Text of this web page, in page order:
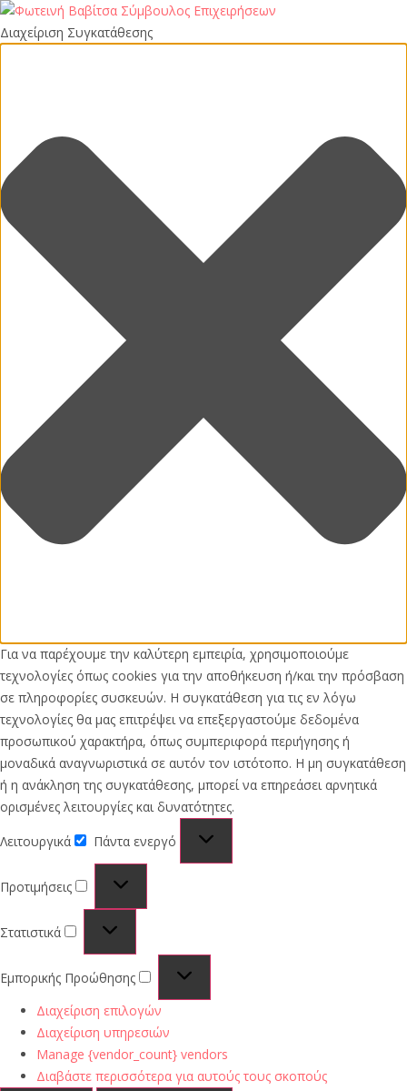
Διαχείριση Συγκατάθεσης
Για να παρέχουμε την καλύτερη εμπειρία, χρησιμοποιούμε
τεχνολογίες όπως cookies για την αποθήκευση ή/και την πρόσβαση
σε πληροφορίες συσκευών. Η συγκατάθεση για τις εν λόγω
τεχνολογίες θα μας επιτρέψει να επεξεργαστούμε δεδομένα
προσωπικού χαρακτήρα, όπως συμπεριφορά περιήγησης ή
μοναδικά αναγνωριστικά σε αυτόν τον ιστότοπο. Η μη συγκατάθεση
ή η ανάκληση της συγκατάθεσης, μπορεί να επηρεάσει αρνητικά
ορισμένες λειτουργίες και δυνατότητες.
Λειτουργικά
Πάντα ενεργό
Προτιμήσεις
Στατιστικά
Εμπορικής Προώθησης
Διαχείριση επιλογών
Διαχείριση υπηρεσιών
Manage {vendor_count} vendors
Διαβάστε περισσότερα για αυτούς τους σκοπούς